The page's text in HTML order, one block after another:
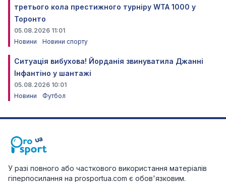
третього кола престижного турніру WTA 1000 у
Торонто
05.08.2026 11:01
Новини
Новини спорту
Ситуація вибухова! Йорданія звинуватила Джанні
Інфантіно у шантажі
05.08.2026 10:01
Новини
Футбол
У разі повного або часткового використання матеріалів
гіперпосилання на prosportua.com є обов'язковим.